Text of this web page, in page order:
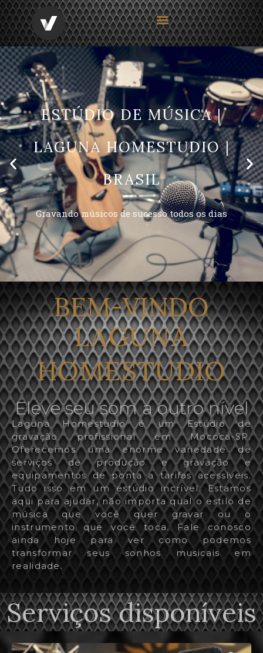
ESTÚDIO DE MÚSICA |
LAGUNA HOMESTUDIO |
BRASIL
Gravando músicos de sucesso todos os dias
BEM-VINDO
LAGUNA
HOMESTUDIO
Eleve seu som a outro nível
Laguna Homestudio é um Estúdio de
gravação profissional em Mococa-SP.
Oferecemos uma enorme variedade de
serviços de produção e gravação e
equipamentos de ponta a tarifas acessíveis.
Tudo isso em um estúdio incrível. Estamos
aqui para ajudar, não importa qual o estilo de
música que você quer gravar ou o
instrumento que você toca. Fale conosco
ainda hoje para ver como podemos
transformar seus sonhos musicais em
realidade.
Serviços disponíveis